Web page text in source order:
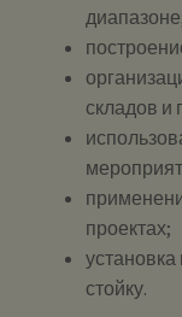
складов и
проектах;
стойку.